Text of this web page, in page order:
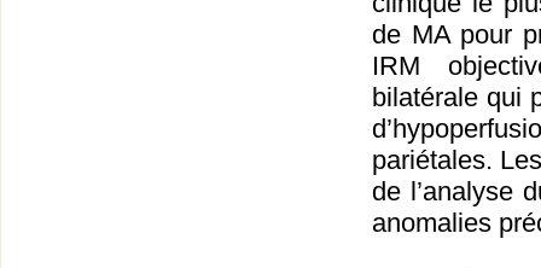
de MA pour
IRM
bilatérale qui
pariétales.
de l’analyse
anomalies